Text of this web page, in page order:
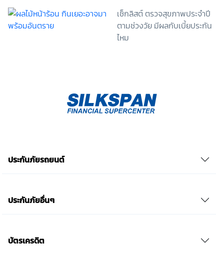
กรณีที่ข้าพเจ้าประสงค์จะไม่ให้ความยินยอม ข้าพเจ้าเข้าใจ
และยอมรับว่า การไม่ให้ความยินยอมจะมีผลทำให้ข้าพเจ้า
(เช่น ข้าพเจ้าอาจได้รับความสะดวกในการใช้บริการน้อย
ยินยอม” ในช่องสนทนา เป็นการแสดงเจตนายินยอมของ
ข้าพเจ้าแทนการลงลายมือชื่อเป็นหลักฐาน รวบรวมเบี้ย
เช็กลิสต์ ตรวจสุขภาพประจำปี
ตามช่วงวัย มีผลกับเบี้ยประกัน
ไหม
ประกันภัยรถยนต์
ประกันภัยอื่นๆ
บัตรเครดิต